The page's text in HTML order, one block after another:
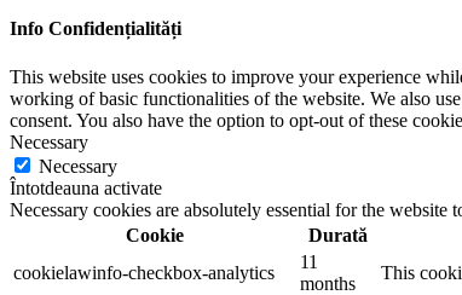
Info Confidențialități
This website uses cookies to improve your experience
working of basic functionalities of the website. We also
consent. You also have the option to opt-out of these
Necessary
Necessary
Întotdeauna activate
Necessary cookies are absolutely essential for the
Cookie
Durată
cookielawinfo-checkbox-analytics
11
months
This